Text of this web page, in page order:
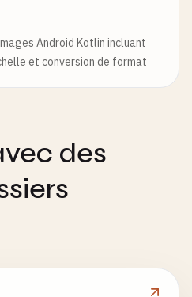
Android Kotlin incluant
et conversion de format
des